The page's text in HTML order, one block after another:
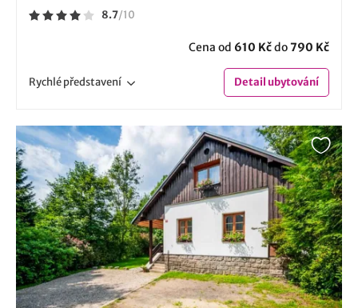
8.7/10
Cena od 610 Kčdo790 Kč
Rychlépředstavení Detailubytování